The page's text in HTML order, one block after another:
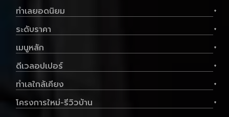
ประเภท
พื้นที่ใช้สอย
ราคาต่อตร.ม
63,351 บาท
ทำเลยอดนิยม +
ระดับราคา +
เมนูหลัก +
ดีเวลอปเปอร์ +
ทำเลใกล้เคียง +
โครงการใหม่-รีวิวบ้าน +